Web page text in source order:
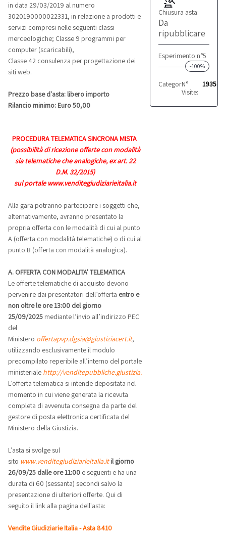
Chiusura asta:
Da
ripubblicare
Esperimento n°5
-100%
Categoria: Marchi
N°
Visite:
1935
in data 29/03/2019 al numero
3020190000022331, in relazione a prodotti e
servizi compresi nelle seguenti classi
merceologiche; Classe 9 programmi per
computer (scaricabili),
Classe 42 consulenza per progettazione dei
siti web.
Prezzo base d'asta: libero importo
Rilancio minimo: Euro 50,00
PROCEDURA TELEMATICA SINCRONA MISTA
(possibilità di ricezione offerte con modalità
sia telematiche che analogiche, ex art. 22
D.M. 32/2015)
sul portale www.venditegiudiziarieitalia.it
Alla gara potranno partecipare i soggetti che,
alternativamente, avranno presentato la
propria offerta con le modalità di cui al punto
A (offerta con modalità telematiche) o di cui al
punto B (offerta con modalità analogica).
A. OFFERTA CON MODALITA' TELEMATICA
Le offerte telematiche di acquisto devono
pervenire dai presentatori dell’offerta entro e
non oltre le ore 13:00 del giorno
25/09/2025 mediante l’invio all’indirizzo PEC
del
Ministero offertapvp.dgsia@giustiziacert.it,
utilizzando esclusivamente il modulo
precompilato reperibile all’interno del portale
ministeriale http://venditepubbliche.giustizia.it
L’offerta telematica si intende depositata nel
momento in cui viene generata la ricevuta
completa di avvenuta consegna da parte del
gestore di posta elettronica certificata del
Ministero della Giustizia.
L’asta si svolge sul
sito www.venditegiudiziarieitalia.it il giorno
26/09/25 dalle ore 11:00 e seguenti e ha una
durata di 60 (sessanta) secondi salvo la
presentazione di ulteriori offerte. Qui di
seguito il link alla pagina dell'asta:
Vendite Giudiziarie Italia - Asta 8410